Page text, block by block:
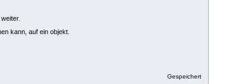
kann, auf ein objekt.
Gespeichert